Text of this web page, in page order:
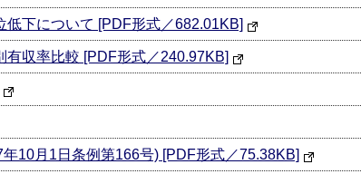
下について [PDF形式／682.01KB]
収率比較 [PDF形式／240.97KB]
10月1日条例第166号) [PDF形式／75.38KB]